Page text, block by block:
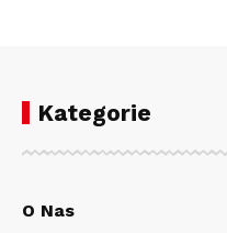
Kategorie
O Nas